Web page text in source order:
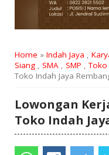
Home » Indah Jaya ,
Siang, SMA, SMP ,Toko
Toko Indah Jaya
Lowongan
Toko Indah